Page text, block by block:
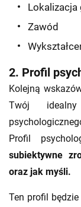
Lokalizacja
Zawód
2. Profil
Kolejną
Twój
Profil
subiektywne
oraz jak myśli.
Ten profil będzie